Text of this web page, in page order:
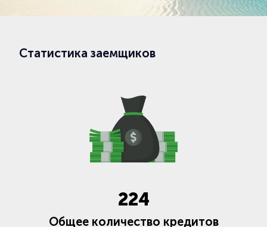
Статистика заемщиков
224
Общее количество кредитов